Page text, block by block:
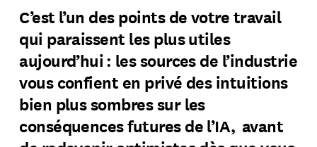
C’est l’un des points de votre travail
qui paraissent les plus utiles
aujourd’hui : les sources de l’industrie
vous confient en privé des intuitions
bien plus sombres sur les
conséquences futures de l’IA, avant